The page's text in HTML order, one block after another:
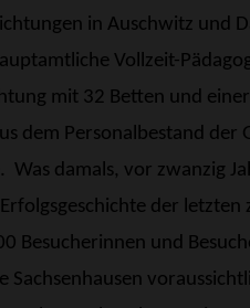
in Auschwitz und
Vollzeit-
mit 32 Betten und
dem Personalbestand der
Was damals, vor zwanzig
der letzten
Besucherinnen und
Sachsenhausen